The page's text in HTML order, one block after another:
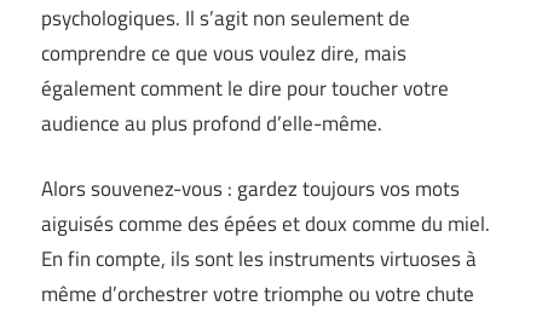
psychologiques. Il s’agit non seulement de
comprendre ce que vous voulez dire, mais
également comment le dire pour toucher votre
audience au plus profond d’elle-même.
Alors souvenez-vous : gardez toujours vos mots
aiguisés comme des épées et doux comme du miel.
En fin compte, ils sont les instruments virtuoses à
même d’orchestrer votre triomphe ou votre chute